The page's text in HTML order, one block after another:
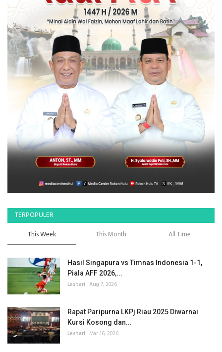
TERPOPULER
This Week This Month All Time
Hasil Singapura vs Timnas Indonesia 1-1,
Piala AFF 2026,...
Lestari Aug 7, 2026
Rapat Paripurna LKPj Riau 2025 Diwarnai
Kursi Kosong dan...
Lestari Mar 16, 2026